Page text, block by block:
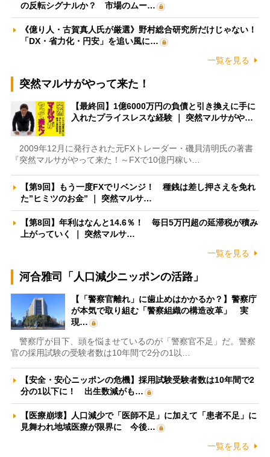
の反転シグナルか？ 市場のムー…
《億り人・古賀真人氏が厳選》野村総合研究所だけじゃない！
「DX・省力化・円安」を追い風に…
一覧を見る
突然マルサがやって来た！
【最終回】1億6000万円の負債と引き換えに手に
入れたプライスレスな経験 ｜ 突然マルサがや…
2009年12月に発行された元FXトレーダー・磯貝清明氏の著書
『突然マルサがやって来た！～FXで10億円稼い…
【第9回】もう一度FXでリベンジ！ 種銭は差し押さえを免れ
た”ヒミツのお金” ｜ 突然マルサ…
【第8回】年利はなんと14.6％！ 毎日5万円超の延滞税が積み
上がっていく ｜ 突然マルサ…
一覧を見る
河合雅司「人口減少ニッポンの活路」
【「警察官離れ」に歯止めはかかるか？】警察庁
が本気で取り組む「警察組織の構造改革」 実
現…
警察庁が目下、頭を悩ませているのが「警察官不足」だ。警察
官の採用試験の受験者数は10年間で2分の1以…
【安全・安心ニッポンの危機】採用試験受験者数は10年間で2
分の1以下に！ 出生数減がも…
【医療崩壊】人口減少で「医師不足」に加えて「患者不足」に
見舞われ地域医療が限界に 今後…
一覧を見る